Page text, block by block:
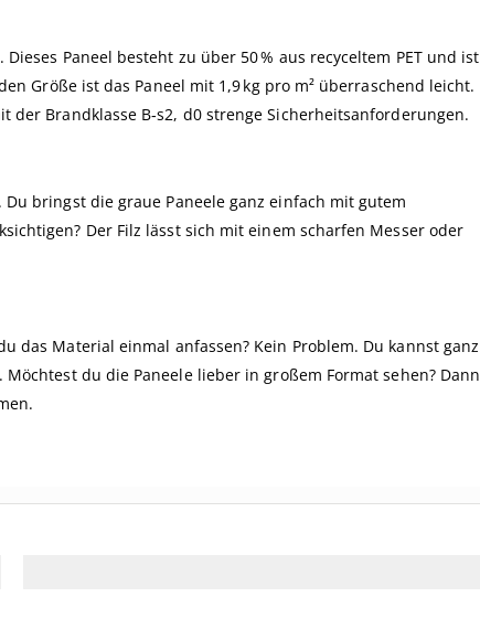
Paneel besteht zu über 50 % aus recyceltem PET und ist
Größe ist das Paneel mit 1,9 kg pro m² überraschend leicht.
Brandklasse B‑s2, d0 strenge Sicherheitsanforderungen.
bringst die graue Paneele ganz einfach mit gutem
Der Filz lässt sich mit einem scharfen Messer oder
das Material einmal anfassen? Kein Problem. Du kannst ganz
du die Paneele lieber in großem Format sehen? Dann